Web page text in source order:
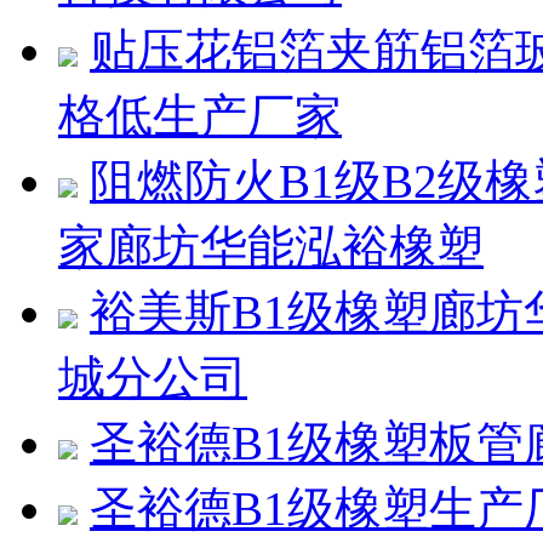
贴压花铝箔夹筋铝箔
格低生产厂家
阻燃防火B1级B2级
家廊坊华能泓裕橡塑
裕美斯B1级橡塑廊
城分公司
圣裕德B1级橡塑板
圣裕德B1级橡塑生